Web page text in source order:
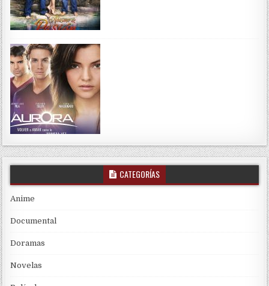
CATEGORÍAS
Anime
Documental
Doramas
Novelas